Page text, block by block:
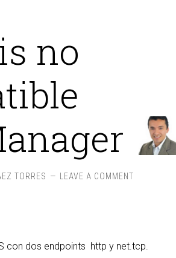
no
TORRES LEAVE A COMMENT
con dos endpoints http y net.tcp.